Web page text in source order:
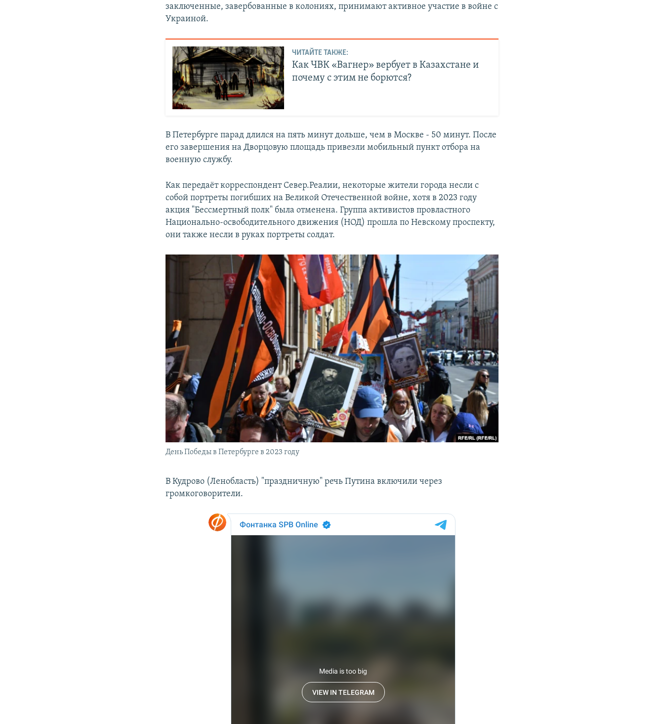
заключенные, завербованные в колониях, принимают активное участие в войне с
Украиной.
ЧИТАЙТЕ ТАКЖЕ:
Как ЧВК «Вагнер» вербует в Казахстане и
почему с этим не борются?
В Петербурге парад длился на пять минут дольше, чем в Москве - 50 минут. После
его завершения на Дворцовую площадь привезли мобильный пункт отбора на
военную службу.
Как передаёт корреспондент Север.Реалии, некоторые жители города несли с
собой портреты погибших на Великой Отечественной войне, хотя в 2023 году
акция "Бессмертный полк" была отменена. Группа активистов провластного
Национально-освободительного движения (НОД) прошла по Невскому проспекту,
они также несли в руках портреты солдат.
День Победы в Петербурге в 2023 году
В Кудрово (Ленобласть) "праздничную" речь Путина включили через
громкоговорители.